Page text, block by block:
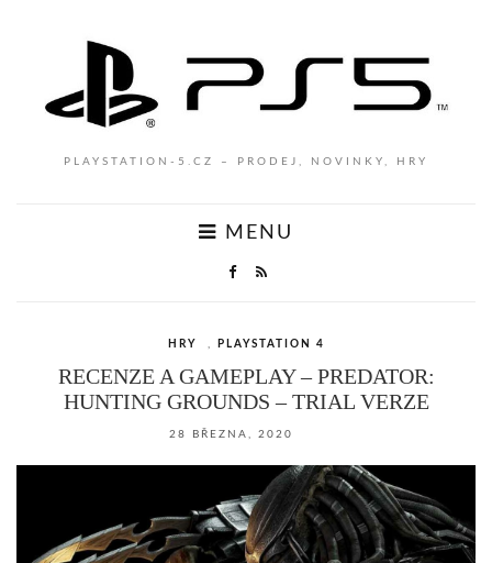
PLAYSTATION-5.CZ – PRODEJ, NOVINKY, HRY
MENU
HRY , PLAYSTATION 4
RECENZE A GAMEPLAY – PREDATOR:
HUNTING GROUNDS – TRIAL VERZE
28 BŘEZNA, 2020